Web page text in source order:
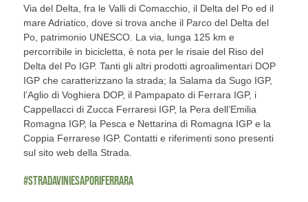
Via del Delta, fra le Valli di Comacchio, il Delta del Po ed il
mare Adriatico, dove si trova anche il Parco del Delta del
Po, patrimonio UNESCO. La via, lunga 125 km e
percorribile in bicicletta, è nota per le risaie del Riso del
Delta del Po IGP. Tanti gli altri prodotti agroalimentari DOP
IGP che caratterizzano la strada; la Salama da Sugo IGP,
l’Aglio di Voghiera DOP, il Pampapato di Ferrara IGP, i
Cappellacci di Zucca Ferraresi IGP, la Pera dell’Emilia
Romagna IGP, la Pesca e Nettarina di Romagna IGP e la
Coppia Ferrarese IGP. Contatti e riferimenti sono presenti
sul sito web della Strada.
#STRADAVINIESAPORIFERRARA